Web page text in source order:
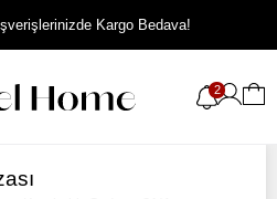
Kargo Bedava!
2